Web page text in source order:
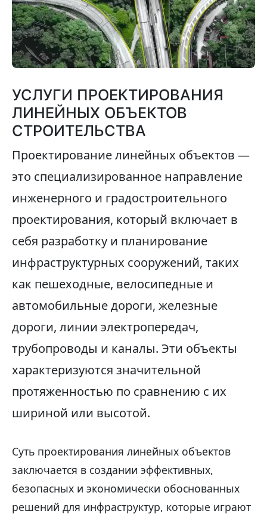
УСЛУГИ ПРОЕКТИРОВАНИЯ
ЛИНЕЙНЫХ ОБЪЕКТОВ
СТРОИТЕЛЬСТВА
Проектирование линейных объектов —
это специализированное направление
инженерного и градостроительного
проектирования, который включает в
себя разработку и планирование
инфраструктурных сооружений, таких
как пешеходные, велосипедные и
автомобильные дороги, железные
дороги, линии электропередач,
трубопроводы и каналы. Эти объекты
характеризуются значительной
протяженностью по сравнению с их
шириной или высотой.
Суть проектирования линейных объектов
заключается в создании эффективных,
безопасных и экономически обоснованных
решений для инфраструктур, которые играют